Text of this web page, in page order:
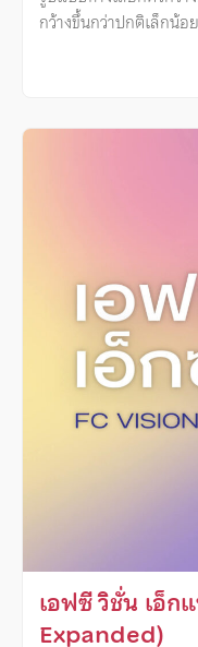
กว้างขึ้นกว่าปกติเล็กน้
เอฟซี วิชั่น เอ็ก
Expanded)